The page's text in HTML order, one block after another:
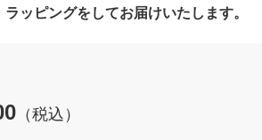
ッピングをしてお届けいたします。